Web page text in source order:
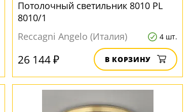
Потолочный светильник 8010 PL
8010/1
Reccagni Angelo (Италия)
4 шт.
26 144 ₽ В КОРЗИНУ